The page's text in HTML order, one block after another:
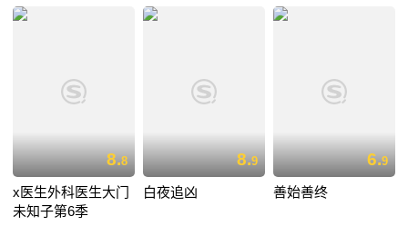
8.8
x医生外科医生大门
未知子第6季
8.9
白夜追凶
6.9
善始善终